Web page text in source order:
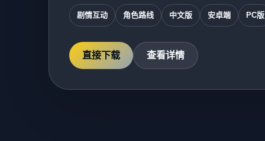
剧情互动 角色路线 中文版 安卓端 PC版
直接下载 查看详情